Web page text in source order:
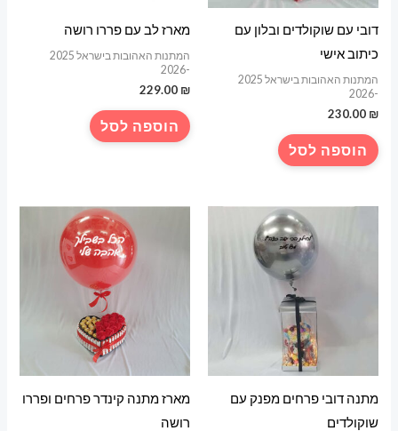
דובי עם שוקולדים ובלון עם
כיתוב אישי
המתנות האהובות בישראל 2025
-2026
230.00 ₪
הוספה לסל
מארז לב עם פררו רושה
המתנות האהובות בישראל 2025
-2026
229.00 ₪
הוספה לסל
מתנה דובי פרחים מפנק עם
שוקולדים
מארז מתנה קינדר פרחים ופררו
רושה